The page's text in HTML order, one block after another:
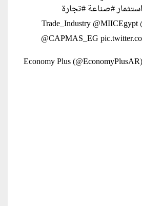
#صناعة#تجارة
@MIICEgypt
@CAPMAS_EG